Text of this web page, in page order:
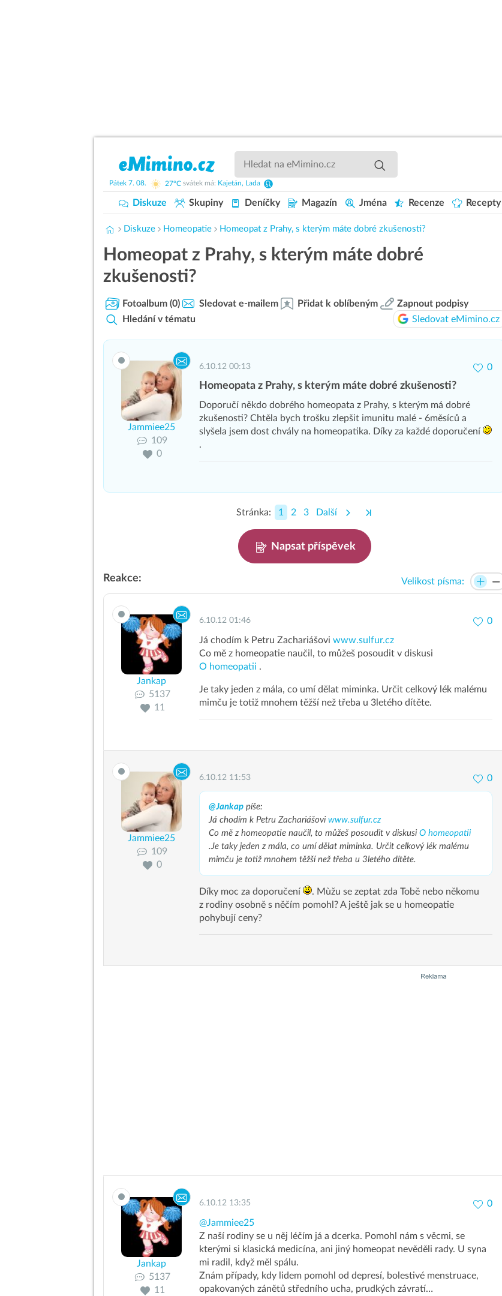
Pátek 7. 08. 27°C svátek má: Kajetán, Lada
Diskuze Skupiny Deníčky Magazín Jména Recenze Recepty
Diskuze Homeopatie Homeopat z Prahy, s kterým máte dobré zkušenosti?
Homeopat z Prahy, s kterým máte dobré
zkušenosti?
Fotoalbum (0) Sledovat e-mailem Přidat k oblíbeným
Zapnout podpisy
Hledání v tématu
Sledovat eMimino.cz
Jammiee25
109
0
6.10.12 00:13 0
Homeopata z Prahy, s kterým máte dobré zkušenosti?
Doporučí někdo dobrého homeopata z Prahy, s kterým má dobré
zkušenosti? Chtěla bych trošku zlepšit imunitu malé - 6měsíců a
slyšela jsem dost chvály na homeopatika. Díky za každé doporučení
.
Stránka: 1 2 3 Další
Napsat příspěvek
Reakce: Velikost písma:
Jankap
5137
11
6.10.12 01:46
0
Já chodím k Petru Zachariášoviwww.sulfur.cz
Co mě z homeopatie naučil, to můžeš posoudit v diskusi
O homeopatii .
Je taky jeden z mála, co umí dělat miminka. Určit celkový lék malému
mimču je totiž mnohem těžší než třeba u 3letého dítěte.
Jammiee25
109
0
6.10.12 11:53 0
@Jankap píše:
Já chodím k Petru Zachariášoviwww.sulfur.cz
Co mě z homeopatie naučil, to můžeš posoudit v diskusiO homeopatii
.Je taky jeden z mála, co umí dělat miminka. Určit celkový lék malému
mimču je totiž mnohem těžší než třeba u 3letého dítěte.
Díky moc za doporučení
. Mùžu se zeptat zda Tobě nebo někomu
z rodiny osobně s něčím pomohl? A ještě jak se u homeopatie
pohybují ceny?
Jankap
5137
11
6.10.12 13:35
0
@Jammiee25
Z naší rodiny se u něj léčím já a dcerka. Pomohl nám s věcmi, se
kterými si klasická medicína, ani jiný homeopat nevěděli rady. U syna
mi radil, když měl spálu.
Znám případy, kdy lidem pomohl od depresí, bolestivé menstruace,
opakovaných zánětů středního ucha, prudkých závratí…